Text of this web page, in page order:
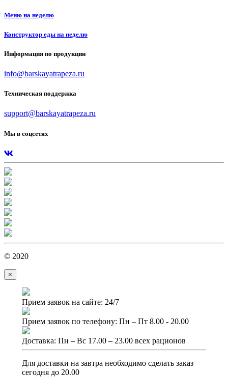
Меню на неделю
Конструктор еды на неделю
Информация по продукции
info@barskayatrapeza.ru
Техническая поддержка
support@barskayatrapeza.ru
Мы в соцсетях
© 2020
×
Прием заявок на сайте: 24/7
Прием заявок по телефону: Пн – Пт 8.00 - 20.00
Доставка: Пн – Вс 17.00 – 23.00 всех рационов
Для доставки на завтра необходимо сделать заказ
сегодня до 20.00